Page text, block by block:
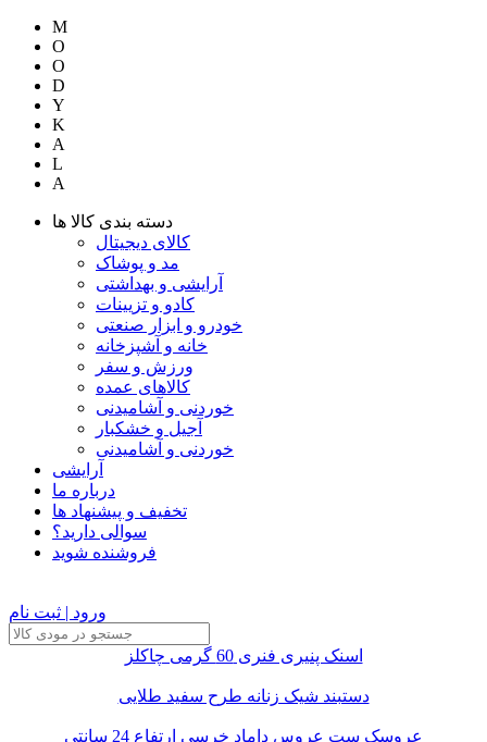
M
O
O
D
Y
K
A
L
A
دسته بندی کالا ها
کالای دیجیتال
مد و پوشاک
آرایشی و بهداشتی
کادو و تزیینات
خودرو و ابزار صنعتی
خانه و آشپزخانه
ورزش و سفر
کالاهای عمده
خوردنی و آشامیدنی
آجیل و خشکبار
خوردنی و آشامیدنی
آرایشی
درباره ما
تخفیف و پیشنهاد ها
سوالی دارید؟
فروشنده شوید
ورود | ثبت نام
اسنک پنیری فنری 60 گرمی چاکلز
دستبند شیک زنانه طرح سفید طلایی
عروسک ست عروس داماد خرسی ارتفاع 24 سانتی